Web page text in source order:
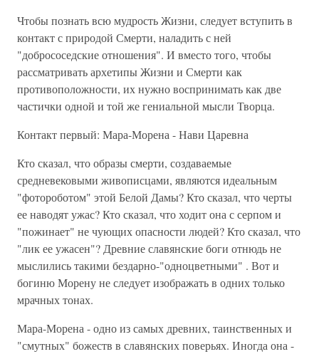
Чтобы познать всю мудрость Жизни, следует вступить в
контакт с природой Смерти, наладить с ней
"добрососедские отношения". И вместо того, чтобы
рассматривать архетипы Жизни и Смерти как
противоположности, их нужно воспринимать как две
частички одной и той же гениальной мысли Творца.
Контакт первый: Мара-Морена - Нави Царевна
Кто сказал, что образы смерти, создаваемые
средневековыми живописцами, являются идеальным
"фотороботом" этой Белой Дамы? Кто сказал, что черты
ее наводят ужас? Кто сказал, что ходит она с серпом и
"пожинает" не чующих опасности людей? Кто сказал, что
"лик ее ужасен"? Древние славянские боги отнюдь не
мыслились такими бездарно-"одноцветными" . Вот и
богиню Морену не следует изображать в одних только
мрачных тонах.
Мара-Морена - одно из самых древних, таинственных и
"смутных" божеств в славянских поверьях. Иногда она -